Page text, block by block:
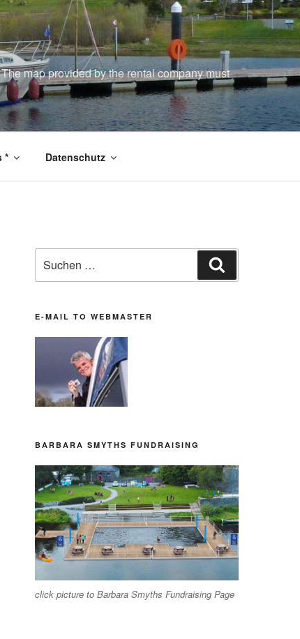
map provided by the rental company must
* Datenschutz
nach:
E-MAIL TO WEBMASTER
BARBARA SMYTHS FUNDRAISING
click picture to Barbara Smyths Fundraising Page